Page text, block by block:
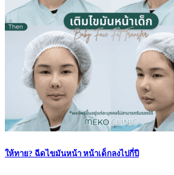
ให้ทาย? ฉีดไขมันหน้า หน้าเด็กลงไปกี่ปี